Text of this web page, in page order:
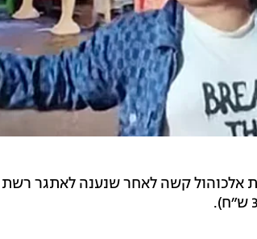
כוכב רשת תאילנדי בן 27, מת מהרעלת אלכוהול קשה לאחר שנענה לאתגר רשת